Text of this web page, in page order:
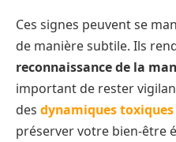
Ces signes peuvent se
de manière subtile. Ils
reconnaissance de la
important de rester
des dynamiques
préserver votre bien-être